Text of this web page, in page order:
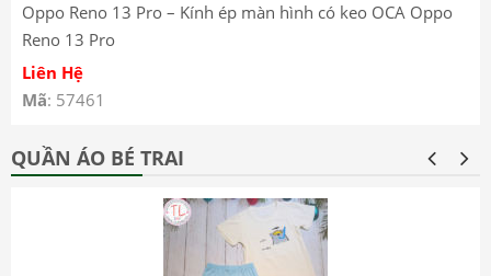
Oppo Reno 13 Pro – Kính ép màn hình có keo OCA Oppo
Reno 13 Pro
Liên Hệ
Mã: 57461
QUẦN ÁO BÉ TRAI